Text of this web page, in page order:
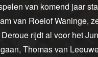
van komend jaar
van Roelof Waninge,
rijdt al voor het
Thomas van